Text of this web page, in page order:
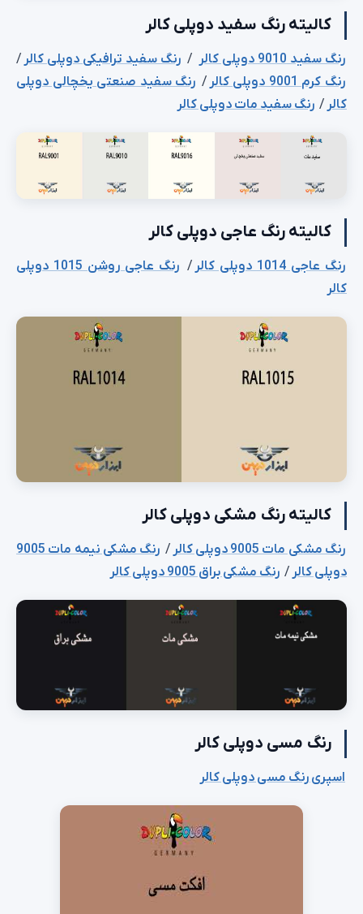
کالیته رنگ سفید دوپلی کالر
رنگ سفید 9010 دوپلی کالر / رنگ سفید ترافیکی دوپلی کالر /
رنگ کرم 9001 دوپلی کالر
/ رنگ سفید صنعتی یخچالی دوپلی
کالر / رنگ سفید مات دوپلی کالر
کالیته رنگ عاجی دوپلی کالر
رنگ عاجی 1014 دوپلی کالر /
رنگ عاجی روشن 1015 دوپلی
کالر
کالیته رنگ مشکی دوپلی کالر
رنگ مشکی مات 9005 دوپلی کالر /
رنگ مشکی نیمه مات 9005
دوپلی کالر / رنگ مشکی براق 9005 دوپلی کالر
رنگ مسی دوپلی کالر
اسپری رنگ مسی دوپلی کالر